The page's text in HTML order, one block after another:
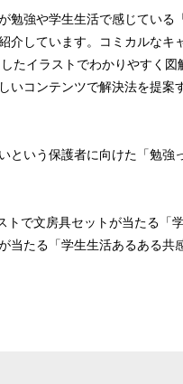
勉強や学生生活で感じている
しています。コミカルなキ
たイラストでわかりやすく図
いコンテンツで解決法を提案
という保護者に向けた「勉強
で文房具セットが当たる「
当たる「学生生活あるある共